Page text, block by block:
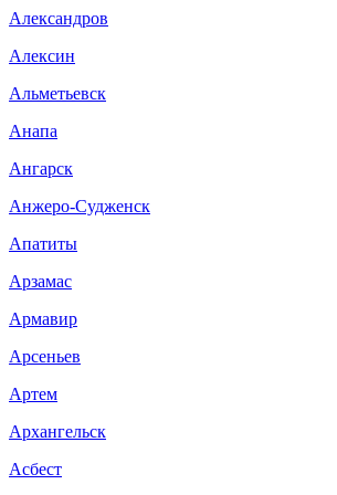
Александров
Алексин
Альметьевск
Анапа
Ангарск
Анжеро-Судженск
Апатиты
Арзамас
Армавир
Арсеньев
Артем
Архангельск
Асбест